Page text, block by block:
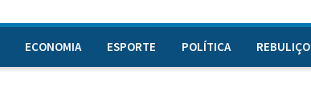
ECONOMIA ESPORTE POLÍTICA REBULIÇO